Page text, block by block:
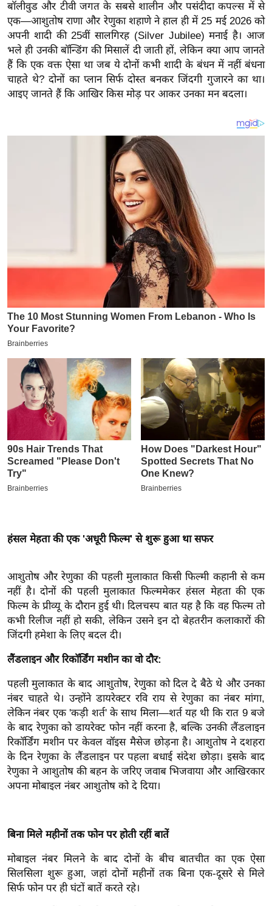
त
वि
शे
ष
ज्ञ
रा
I
L
2
0
2
6
क्रा
म
-
पे
प
र
ल
बे
मि
सा
ल
श
ख्सि
त
यं
ग
इं
डि
या
सा
ज
ग
त
ऑ
बॉलीवुड और टीवी जगत के सबसे शालीन और पसंदीदा कपल्स में से
एक—आशुतोष राणा और रेणुका शहाणे ने हाल ही में 25 मई 2026 को
अपनी शादी की 25वीं सालगिरह (Silver Jubilee) मनाई है। आज
भले ही उनकी बॉन्डिंग की मिसालें दी जाती हों, लेकिन क्या आप जानते
हैं कि एक वक्त ऐसा था जब ये दोनों कभी शादी के बंधन में नहीं बंधना
चाहते थे? दोनों का प्लान सिर्फ दोस्त बनकर जिंदगी गुजारने का था।
आइए जानते हैं कि आखिर किस मोड़ पर आकर उनका मन बदला।
हंसल मेहता की एक 'अधूरी फिल्म' से शुरू हुआ था सफर
आशुतोष और रेणुका की पहली मुलाकात किसी फिल्मी कहानी से कम
नहीं है। दोनों की पहली मुलाकात फिल्ममेकर हंसल मेहता की एक
फिल्म के प्रीव्यू के दौरान हुई थी। दिलचस्प बात यह है कि वह फिल्म तो
कभी रिलीज नहीं हो सकी, लेकिन उसने इन दो बेहतरीन कलाकारों की
जिंदगी हमेशा के लिए बदल दी।
लैंडलाइन और रिकॉर्डिंग मशीन का वो दौर:
पहली मुलाकात के बाद आशुतोष, रेणुका को दिल दे बैठे थे और उनका
नंबर चाहते थे। उन्होंने डायरेक्टर रवि राय से रेणुका का नंबर मांगा,
लेकिन नंबर एक 'कड़ी शर्त' के साथ मिला—शर्त यह थी कि रात 9 बजे
के बाद रेणुका को डायरेक्ट फोन नहीं करना है, बल्कि उनकी लैंडलाइन
रिकॉर्डिंग मशीन पर केवल वॉइस मैसेज छोड़ना है। आशुतोष ने दशहरा
के दिन रेणुका के लैंडलाइन पर पहला बधाई संदेश छोड़ा। इसके बाद
रेणुका ने आशुतोष की बहन के जरिए जवाब भिजवाया और आखिरकार
अपना मोबाइल नंबर आशुतोष को दे दिया।
बिना मिले महीनों तक फोन पर होती रहीं बातें
मोबाइल नंबर मिलने के बाद दोनों के बीच बातचीत का एक ऐसा
सिलसिला शुरू हुआ, जहां दोनों महीनों तक बिना एक-दूसरे से मिले
सिर्फ फोन पर ही घंटों बातें करते रहे।